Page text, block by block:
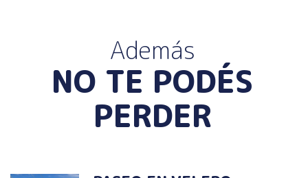
Además
NO TE PODÉS
PERDER